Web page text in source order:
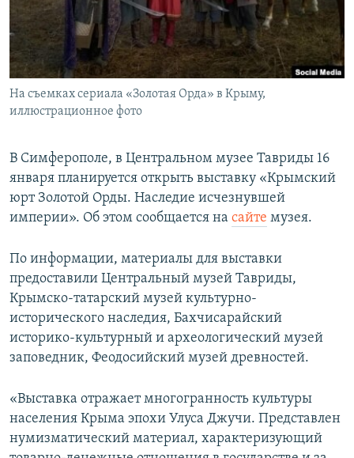
ПОБЕДИТЕЛЕЙ НЕ СУДЯТ?
КРЫМ.НЕПОКОРЕННЫЙ
ELIFBE
УКРАИНСКАЯ ПРОБЛЕМА КРЫМА
ПРИСОЕДИНЯЙТЕСЬ!
Все сайты RFE/RL
На съемках сериала «Золотая Орда» в Крыму,
иллюстрационное фото
В Симферополе, в Центральном музее Тавриды 16
января планируется открыть выставку «Крымский
юрт Золотой Орды. Наследие исчезнувшей
империи». Об этом сообщается на сайте музея.
По информации, материалы для выставки
предоставили Центральный музей Тавриды,
Крымско-татарский музей культурно-
исторического наследия, Бахчисарайский
историко-культурный и археологический музей
заповедник, Феодосийский музей древностей.
«Выставка отражает многогранность культуры
населения Крыма эпохи Улуса Джучи. Представлен
нумизматический материал, характеризующий